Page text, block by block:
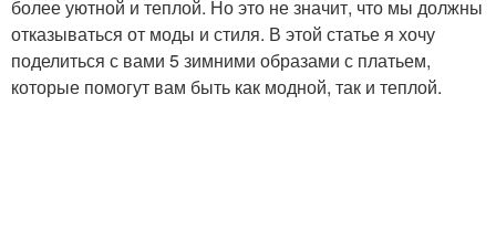
Платье с меховой
отделкой
Платья для зимних
образов
более уютной и теплой. Но это не значит, что мы должны
отказываться от моды и стиля. В этой статье я хочу
поделиться с вами 5 зимними образами с платьем,
которые помогут вам быть как модной, так и теплой.